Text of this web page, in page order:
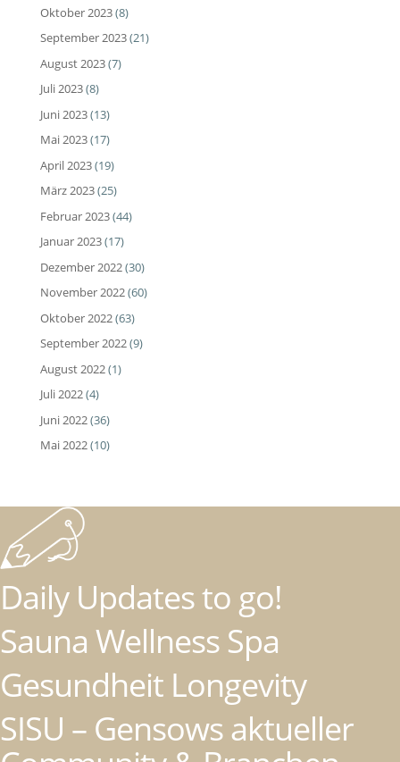
Oktober 2023(8)
September 2023(21)
August 2023(7)
Juli 2023(8)
Juni 2023(13)
Mai 2023(17)
April 2023(19)
März 2023(25)
Februar 2023(44)
Januar 2023(17)
Dezember 2022(30)
November 2022(60)
Oktober 2022(63)
September 2022(9)
August 2022(1)
Juli 2022(4)
Juni 2022(36)
Mai 2022(10)
Daily Updates to go!
Sauna Wellness Spa
Gesundheit Longevity
SISU – Gensows aktueller